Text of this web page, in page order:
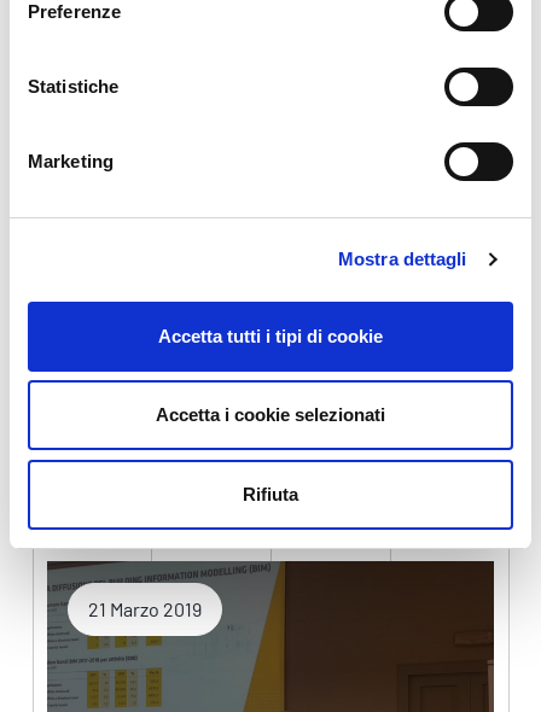
Preferenze
Statistiche
Marketing
Mostra dettagli
Accetta tutti i tipi di cookie
Accetta i cookie selezionati
Rifiuta
Modellazione e progettazione parametrica:
uno sguardo al BIM.
Cantiere 4.0: presentazione dell’ “AEC
HACKATHON @ Porto Vecchio”
21 Marzo 2019